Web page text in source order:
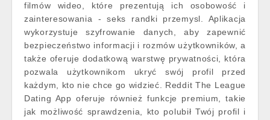
filmów wideo, które prezentują ich osobowość i
zainteresowania - seks randki przemysl. Aplikacja
wykorzystuje szyfrowanie danych, aby zapewnić
bezpieczeństwo informacji i rozmów użytkowników, a
także oferuje dodatkową warstwę prywatności, która
pozwala użytkownikom ukryć swój profil przed
każdym, kto nie chce go widzieć. Reddit The League
Dating App oferuje również funkcje premium, takie
jak możliwość sprawdzenia, kto polubił Twój profil i